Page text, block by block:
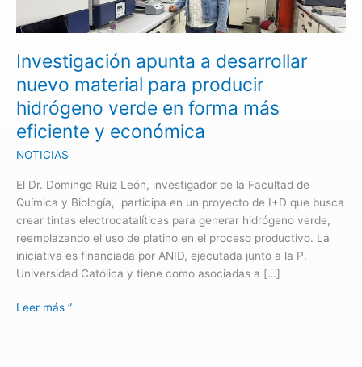
Investigación apunta a desarrollar
nuevo material para producir
hidrógeno verde en forma más
eficiente y económica
NOTICIAS
El Dr. Domingo Ruiz León, investigador de la Facultad de
Química y Biología, participa en un proyecto de I+D que busca
crear tintas electrocatalíticas para generar hidrógeno verde,
reemplazando el uso de platino en el proceso productivo. La
iniciativa es financiada por ANID, ejecutada junto a la P.
Universidad Católica y tiene como asociadas a […]
material
producir
verde
en
forma
y
económica
Leer más ”